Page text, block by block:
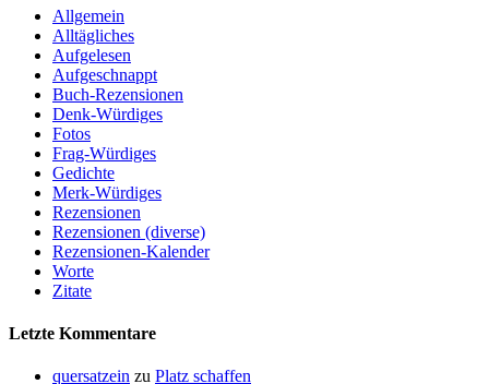
Allgemein
Alltägliches
Aufgelesen
Aufgeschnappt
Buch-Rezensionen
Denk-Würdiges
Fotos
Frag-Würdiges
Gedichte
Merk-Würdiges
Rezensionen
Rezensionen (diverse)
Rezensionen-Kalender
Worte
Zitate
Letzte Kommentare
quersatzein zu Platz schaffen